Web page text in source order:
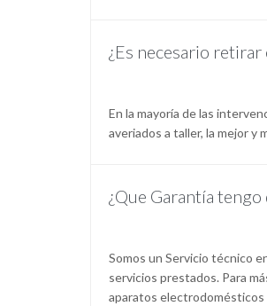
¿Es necesario
En la mayoría de las
averiados a taller, la mejor y
¿Que Garantía
Somos un Servicio técnico
servicios prestados. Para
aparatos electrodomésticos